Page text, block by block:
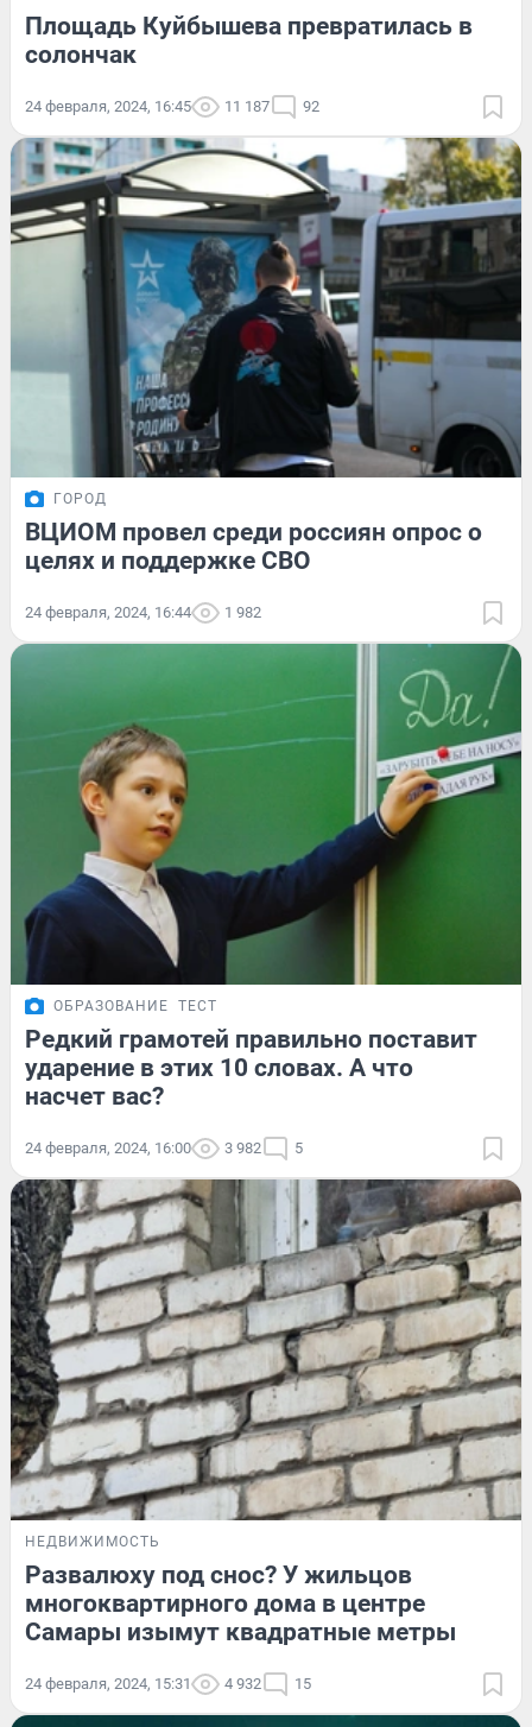
Площадь Куйбышева превратилась в
солончак
24 февраля, 2024, 16:45 11 187 92
ГОРОД
ВЦИОМ провел среди россиян опрос о
целях и поддержке СВО
24 февраля, 2024, 16:44 1 982
ОБРАЗОВАНИЕ ТЕСТ
Редкий грамотей правильно поставит
ударение в этих 10 словах. А что
насчет вас?
24 февраля, 2024, 16:00 3 982 5
НЕДВИЖИМОСТЬ
Развалюху под снос? У жильцов
многоквартирного дома в центре
Самары изымут квадратные метры
24 февраля, 2024, 15:31 4 932 15